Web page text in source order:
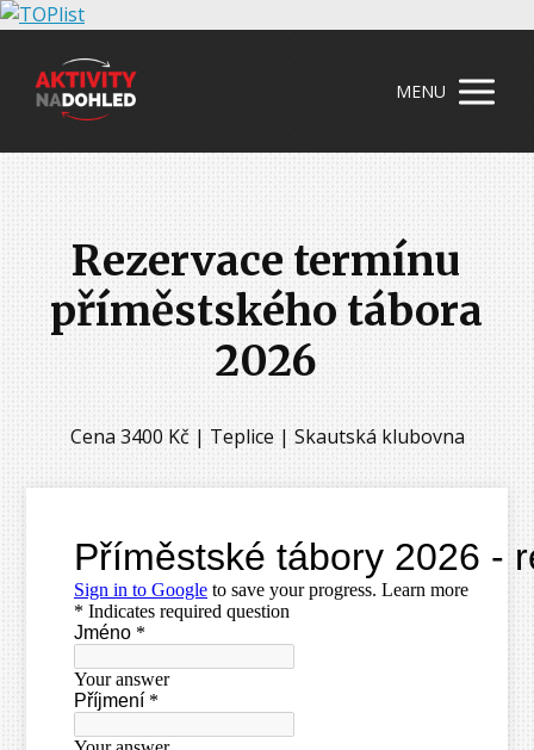
MENU
Rezervace termínu
příměstského tábora
2026
Cena 3400 Kč | Teplice | Skautská klubovna